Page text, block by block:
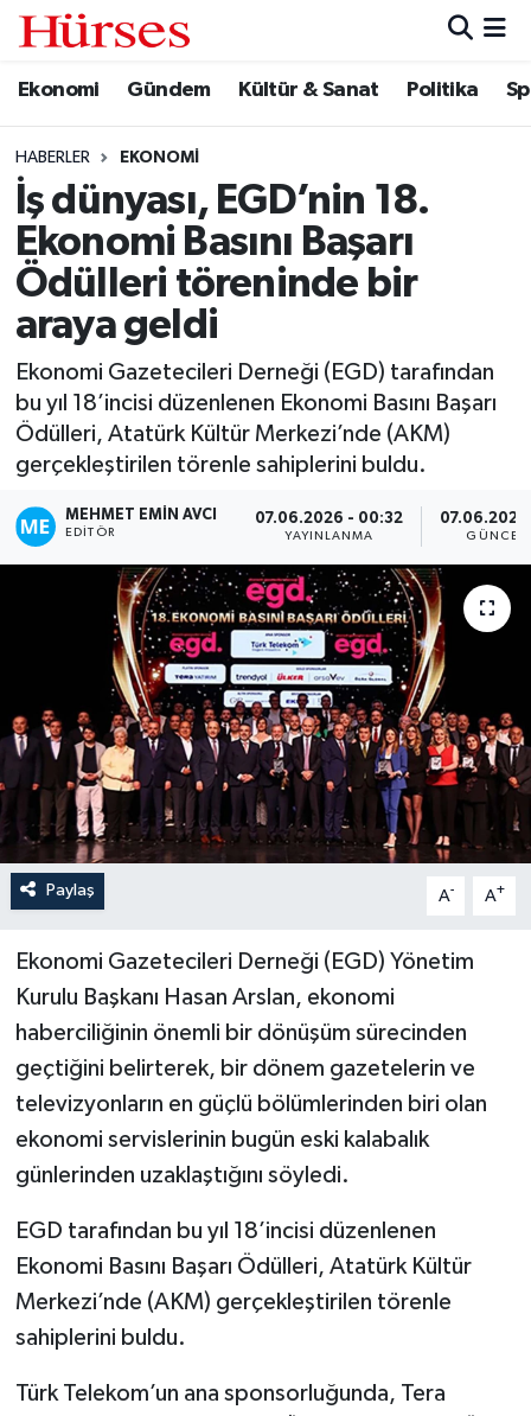
Ekonomi Gündem Kültür & Sanat Politika
HABERLER EKONOMI
İş dünyası, EGD’nin 18.
Ekonomi Basını Başarı
Ödülleri töreninde bir
araya geldi
Ekonomi Gazetecileri Derneği (EGD) tarafından
bu yıl 18’incisi düzenlenen Ekonomi Basını Başarı
Ödülleri, Atatürk Kültür Merkezi’nde (AKM)
gerçekleştirilen törenle sahiplerini buldu.
MEHMET EMIN AVCI
EDITÖR
07.06.2026 - 00:32
YAYINLANMA
Paylaş A- A+
Ekonomi Gazetecileri Derneği (EGD) Yönetim
Kurulu Başkanı Hasan Arslan, ekonomi
haberciliğinin önemli bir dönüşüm sürecinden
geçtiğini belirterek, bir dönem gazetelerin ve
televizyonların en güçlü bölümlerinden biri olan
ekonomi servislerinin bugün eski kalabalık
günlerinden uzaklaştığını söyledi.
EGD tarafından bu yıl 18’incisi düzenlenen
Ekonomi Basını Başarı Ödülleri, Atatürk Kültür
Merkezi’nde (AKM) gerçekleştirilen törenle
sahiplerini buldu.
Türk Telekom’un ana sponsorluğunda, Tera
Ekonomi
Gündem
Kültür & Sanat
Politika
Spor
Turizm
Hava Durumu
Trafik Durumu
Süper Lig Puan Durumu ve Fikstür
Tüm Manşetler
Son Dakika Haberleri
Haber Arşivi